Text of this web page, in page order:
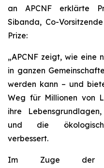
an APCNF erklärte
Sibanda, Co-
Prize:
„APCNF zeigt, wie eine
in ganzen
werden kann – und
Weg für Millionen von
ihre
und die
verbessert.
Im Zuge der